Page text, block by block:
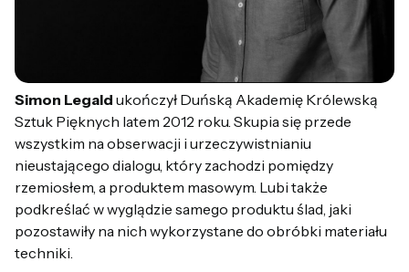
Simon Legald ukończył Duńską Akademię Królewską
Sztuk Pięknych latem 2012 roku. Skupia się przede
wszystkim na obserwacji i urzeczywistnianiu
nieustającego dialogu, który zachodzi pomiędzy
rzemiosłem, a produktem masowym. Lubi także
podkreślać w wyglądzie samego produktu ślad, jaki
pozostawiły na nich wykorzystane do obróbki materiału
techniki.